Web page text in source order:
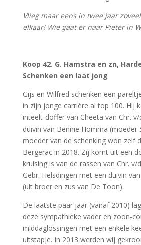
Vlieg maar eens in twee jaar
elkaar! Wie gaat er naar Pieter in
Koop 42. G. Hamstra en zn,
Schenken een laat jong
Gijs en Wilfred schenken een
in zijn jonge carrière al top 100. Hij
inteelt-doffer van Cheeta van Chr.
duivin van Bennie Homma (moeder
moeder van de schenking won zelf
Bergerac in 2018. Zij komt uit een
kruising is van de rassen van Chr. v/
Gebr. Helsdingen met een duivin
(uit broer en zus van De Toon).
De laatste paar jaar (vanaf 2010)
deze sympathieke vader en zoon-
middaglossingen met een enkele
uitstapje. In 2013 werden wij